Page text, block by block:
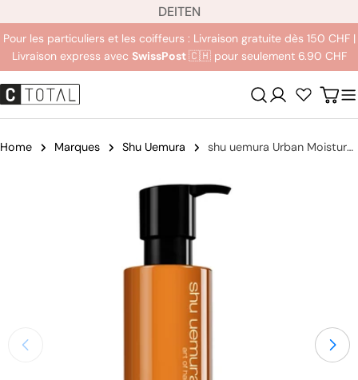
contenu
a
n
g
u
e
DE EN
IT
Pour les particuliers et les coiffeurs : Livraison gratuite dès 150 CHF |
Livraison express avec SwissPost🇨🇭 pour seulement 6.90 CHF
Se
connecter
Home Marques Shu Uemura shu uemura Urban Moisture Après-shampoing
le média 0 en mode modal